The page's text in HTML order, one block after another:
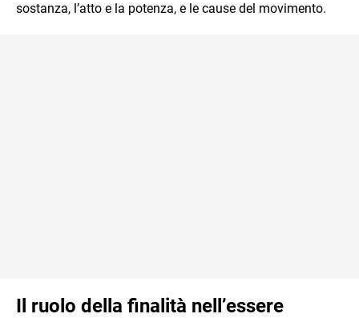
sostanza, l’atto e la potenza, e le cause del movimento.
Il ruolo della finalità nell’essere